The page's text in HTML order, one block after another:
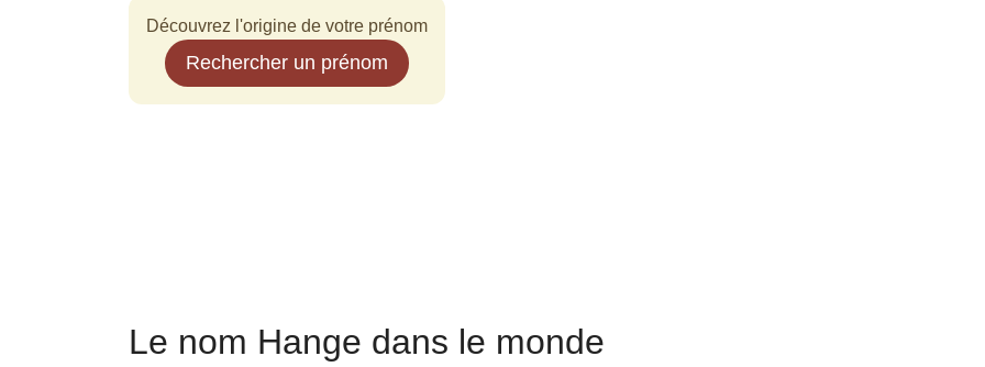
Découvrez l'origine de votre prénom
Rechercher un prénom
Le nom Hange dans le monde